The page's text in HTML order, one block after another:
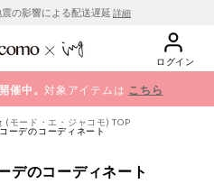
震の影響による配送遅延 詳細
ログイン
催中。対象アイテムは こちら
モード・エ・ジャコモ) TOP
ーデのコーディネート
デのコーディネート